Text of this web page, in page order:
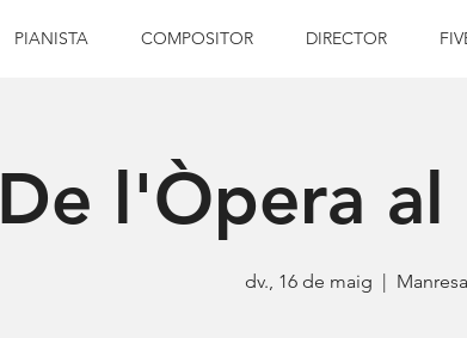
PIANISTA COMPOSITOR DIRECTOR
De l'Òpera al
dv., 16 de maig
  |
Manresa